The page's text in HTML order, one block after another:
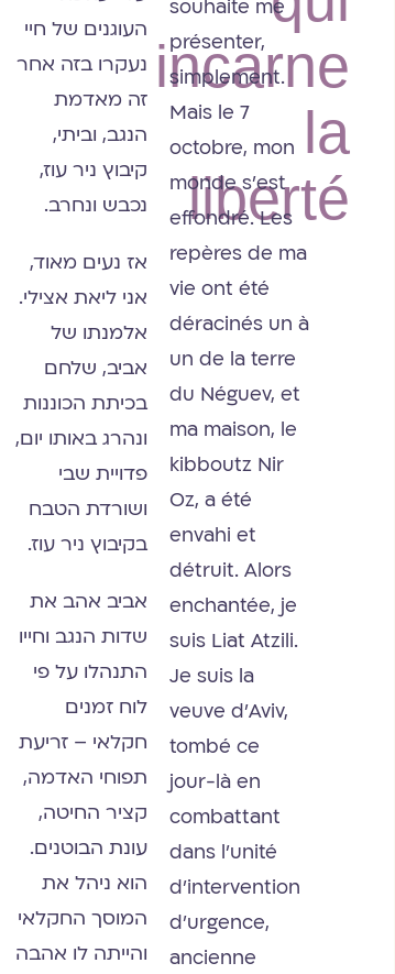
incarne
la
liberté
souhaite me
présenter,
simplement.
Mais le 7
octobre, mon
monde s’est
effondré. Les
repères de ma
vie ont été
déracinés un à
un de la terre
du Néguev, et
ma maison, le
kibboutz Nir
Oz, a été
envahi et
détruit. Alors
enchantée, je
suis Liat Atzili.
Je suis la
veuve d’Aviv,
tombé ce
jour-là en
combattant
dans l’unité
d’intervention
d’urgence,
ancienne
העוגנים של חיי
נעקרו בזה אחר
זה מאדמת
הנגב, וביתי,
קיבוץ ניר עוז,
נכבש ונחרב.
אז נעים מאוד,
אני ליאת אצילי.
אלמנתו של
אביב, שלחם
בכיתת הכוננות
ונהרג באותו יום,
פדויית שבי
ושורדת הטבח
בקיבוץ ניר עוז.
אביב אהב את
שדות הנגב וחייו
התנהלו על פי
לוח זמנים
חקלאי – זריעת
תפוחי האדמה,
קציר החיטה,
עונת הבוטנים.
הוא ניהל את
המוסך החקלאי
והייתה לו אהבה